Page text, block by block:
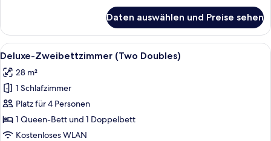
Studio,
1 King-
Bett
Daten auswählen und Preise sehen
Alle
Fotos
für
Deluxe-
Zweibettzimmer
(Two
Doubles)
Ein Hotelzimmer mit Bett,
5
Deluxe-Zweibettzimmer (Two Doubles)
28 m²
1 Schlafzimmer
Platz für 4 Personen
1 Queen-Bett und 1 Doppelbett
Kostenloses WLAN